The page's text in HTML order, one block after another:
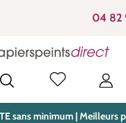
04 82
sans minimum | Meilleurs